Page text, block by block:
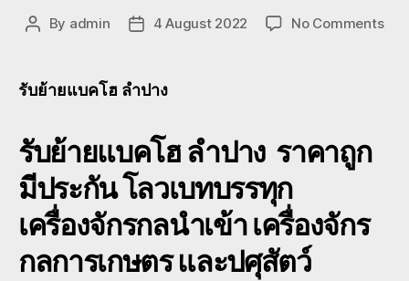
Post
By admin
Post4 August 2022 No Commentson
รับย้ายแบคโฮ ลำปาง
รับย้ายแบคโฮ ลำปาง ราคาถูก
มีประกัน โลวเบทบรรทุก
เครื่องจักรกลนำเข้า เครื่องจักร
กลการเกษตร และปศุสัตว์